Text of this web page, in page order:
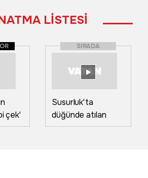
LİSTESİ
çek'
SIRADA
Susurluk'ta
düğünde atılan
havai fişekler